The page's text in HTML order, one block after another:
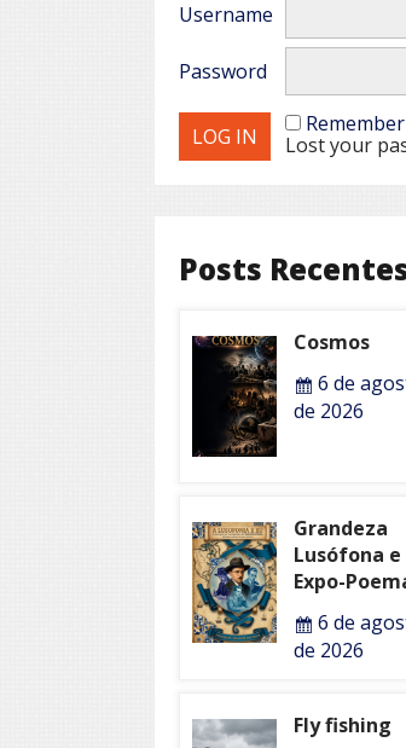
Username
Password
Lost your
Posts
Cosmos
6 de
de 2026
Grandeza
Lusófona e
Expo-
6 de
de 2026
Fly fishing